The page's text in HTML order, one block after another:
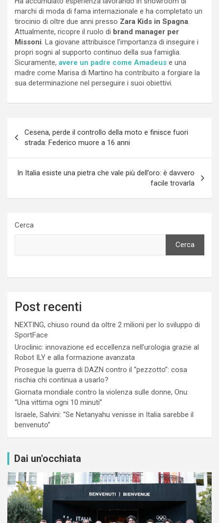
marchi di moda di fama internazionale e ha completato un
tirocinio di oltre due anni presso Zara Kids in Spagna.
Attualmente, ricopre il ruolo di brand manager per
Missoni. La giovane attribuisce l’importanza di inseguire i
propri sogni al supporto continuo della sua famiglia.
Sicuramente, avere un padre come Amadeus e una
madre come Marisa di Martino ha contribuito a forgiare la
sua determinazione nel perseguire i suoi obiettivi.
articoli
Cesena, perde il controllo della moto e finisce fuori
strada: Federico muore a 16 anni
In Italia esiste una pietra che vale più dell’oro: è davvero
facile trovarla
Cerca
Cerca
Post recenti
NEXTING, chiuso round da oltre 2 milioni per lo sviluppo di
SportFace
Uroclinic: innovazione ed eccellenza nell’urologia grazie al
Robot ILY e alla formazione avanzata
Prosegue la guerra di DAZN contro il “pezzotto”: cosa
rischia chi continua a usarlo?
Giornata mondiale contro la violenza sulle donne, Onu:
“Una vittima ogni 10 minuti”
Israele, Salvini: “Se Netanyahu venisse in Italia sarebbe il
benvenuto”
Dai un'occhiata